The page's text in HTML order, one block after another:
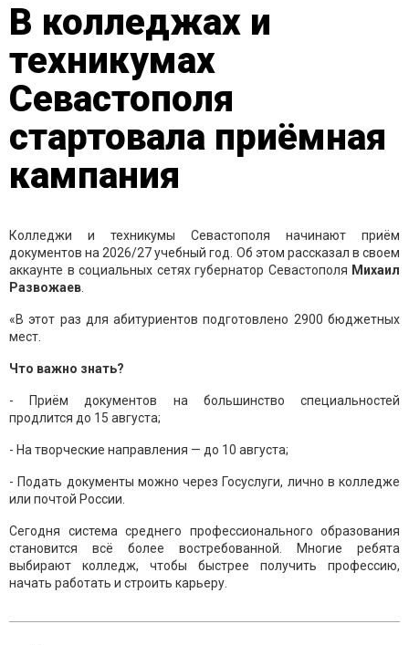
В колледжах и
техникумах
Севастополя
стартовала приёмная
кампания
Колледжи и техникумы Севастополя начинают приём
документов на 2026/27 учебный год. Об этом рассказал в своем
аккаунте в социальных сетях губернатор Севастополя Михаил
Развожаев
«В этот раз для абитуриентов подготовлено 2900 бюджетных
мест.
Что важно знать?
- Приём документов на большинство специальностей
продлится до 15 августа;
- На творческие направления — до 10 августа;
- Подать документы можно через Госуслуги, лично в колледже
или почтой России.
Сегодня система среднего профессионального образования
становится всё более востребованной. Многие ребята
выбирают колледж, чтобы быстрее получить профессию,
начать работать и строить карьеру.